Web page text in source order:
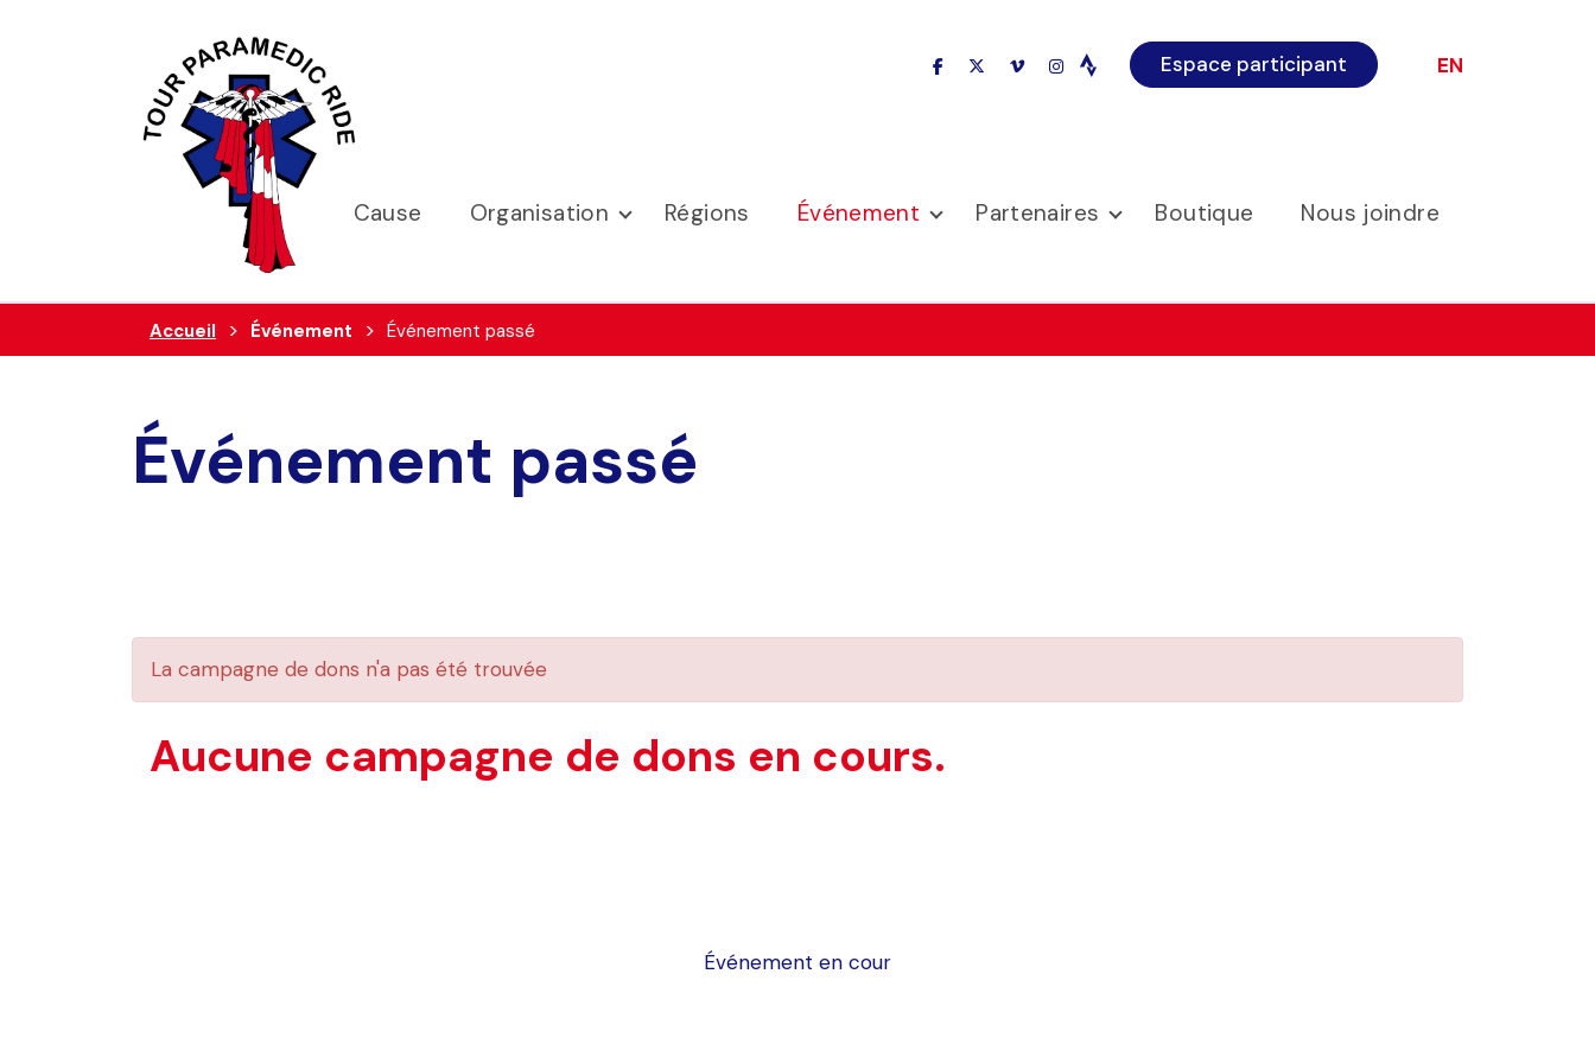
facebookx-twittervimeoinstagram Espace participant EN
Cause Organisation Régions Événement Partenaires Boutique Nous joindre
Accueil Événement Événement passé
Événement passé
La campagne de dons n'a pas été trouvée
Aucune campagne de dons en cours.
Événement en cour